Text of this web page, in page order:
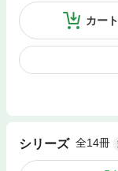
カー
シリーズ 全14冊